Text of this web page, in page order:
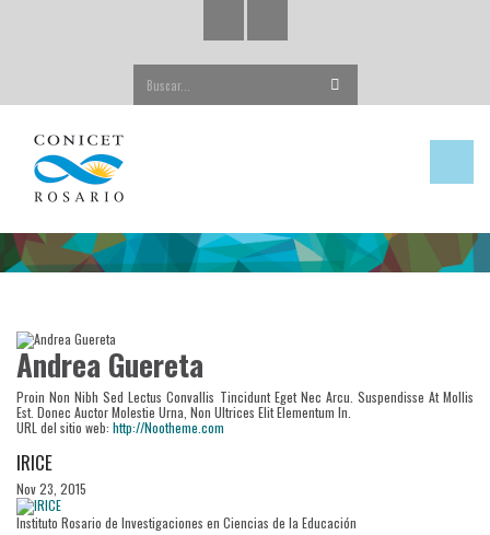
Andrea Guereta
Proin Non Nibh Sed Lectus Convallis Tincidunt Eget Nec Arcu. Suspendisse At Mollis
Est. Donec Auctor Molestie Urna, Non Ultrices Elit Elementum In.
URL del sitio web: http://Nootheme.com
IRICE
Nov 23, 2015
Instituto Rosario de Investigaciones en Ciencias de la Educación